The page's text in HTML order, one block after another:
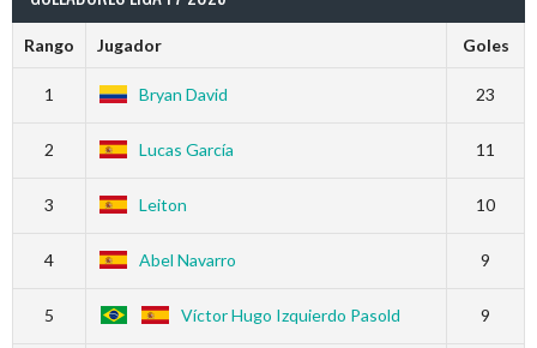
Rango Jugador Goles
1 Bryan David 23
2 Lucas García 11
3 Leiton 10
4 Abel Navarro 9
5 Víctor Hugo Izquierdo Pasold 9